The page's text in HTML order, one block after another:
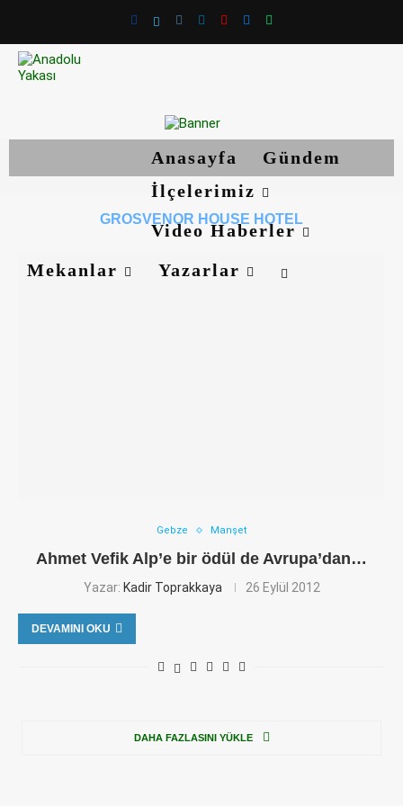
Anasayfa
Gündem
İlçelerimiz
Video Haberler
Mekanlar
Yazarlar
GROSVENOR HOUSE HOTEL
Gebze Manşet
Ahmet Vefik Alp’e bir ödül de Avrupa’dan…
Yazar: Kadir Toprakkaya 26 Eylül 2012
DEVAMINI OKU
DAHA FAZLASINI YÜKLE